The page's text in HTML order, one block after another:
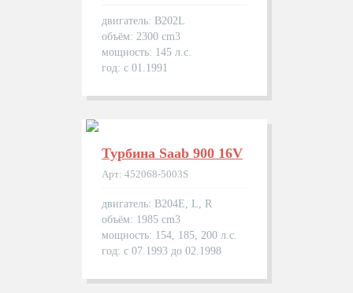
двигатель: B202L
объём: 2300 cm3
мощность: 145 л.с.
год: с 01.1991
Турбина Saab 900 16V
Арт: 452068-5003S
двигатель: B204E, L, R
объём: 1985 cm3
мощность: 154, 185, 200 л.с.
год: с 07.1993 до 02.1998